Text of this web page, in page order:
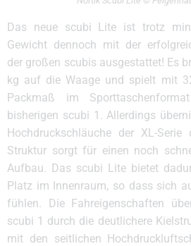
Das neue scubi Lite ist trotz
Gewicht dennoch mit der
der großen scubis ausgestattet! Es
kg auf die Waage und spielt mit
Packmaß im
bisherigen scubi 1. Allerdings
Hochdruckschläuche der XL-
Struktur sorgt für einen noch
Aufbau. Das scubi Lite bietet
Platz im Innenraum, so dass sich
fühlen. Die Fahreigenschaften
scubi 1 durch die deutlichere
mit den seitlichen